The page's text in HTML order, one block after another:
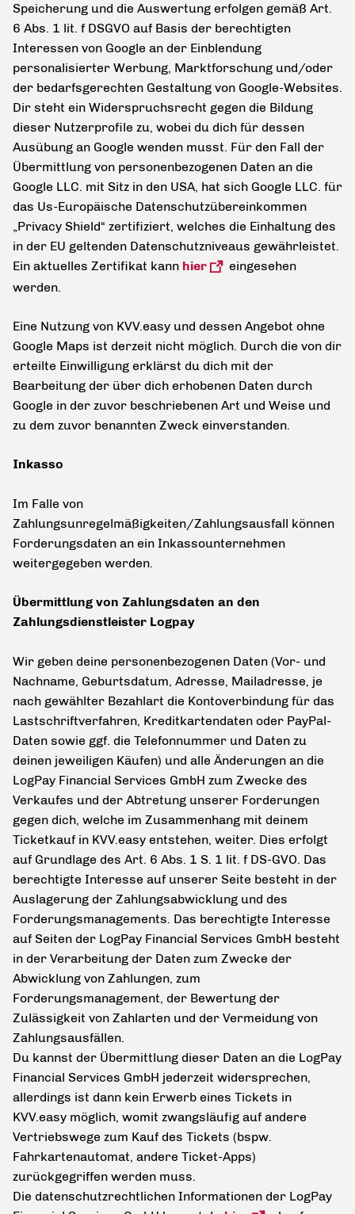
Speicherung und die Auswertung erfolgen gemäß Art.
6 Abs. 1 lit. f DSGVO auf Basis der berechtigten
Interessen von Google an der Einblendung
personalisierter Werbung, Marktforschung und/oder
der bedarfsgerechten Gestaltung von Google-Websites.
Dir steht ein Widerspruchsrecht gegen die Bildung
dieser Nutzerprofile zu, wobei du dich für dessen
Ausübung an Google wenden musst. Für den Fall der
Übermittlung von personenbezogenen Daten an die
Google LLC. mit Sitz in den USA, hat sich Google LLC. für
das Us-Europäische Datenschutzübereinkommen
„Privacy Shield“ zertifiziert, welches die Einhaltung des
in der EU geltenden Datenschutzniveaus gewährleistet.
Ein aktuelles Zertifikat kann hier
eingesehen
werden.
Eine Nutzung von KVV.easy und dessen Angebot ohne
Google Maps ist derzeit nicht möglich. Durch die von dir
erteilte Einwilligung erklärst du dich mit der
Bearbeitung der über dich erhobenen Daten durch
Google in der zuvor beschriebenen Art und Weise und
zu dem zuvor benannten Zweck einverstanden.
Inkasso
Im Falle von
Zahlungsunregelmäßigkeiten/Zahlungsausfall können
Forderungsdaten an ein Inkassounternehmen
weitergegeben werden.
Übermittlung von Zahlungsdaten an den
Zahlungsdienstleister Logpay
Wir geben deine personenbezogenen Daten (Vor- und
Nachname, Geburtsdatum, Adresse, Mailadresse, je
nach gewählter Bezahlart die Kontoverbindung für das
Lastschriftverfahren, Kreditkartendaten oder PayPal-
Daten sowie ggf. die Telefonnummer und Daten zu
deinen jeweiligen Käufen) und alle Änderungen an die
LogPay Financial Services GmbH zum Zwecke des
Verkaufes und der Abtretung unserer Forderungen
gegen dich, welche im Zusammenhang mit deinem
Ticketkauf in KVV.easy entstehen, weiter. Dies erfolgt
auf Grundlage des Art. 6 Abs. 1 S. 1 lit. f DS-GVO. Das
berechtigte Interesse auf unserer Seite besteht in der
Auslagerung der Zahlungsabwicklung und des
Forderungsmanagements. Das berechtigte Interesse
auf Seiten der LogPay Financial Services GmbH besteht
in der Verarbeitung der Daten zum Zwecke der
Abwicklung von Zahlungen, zum
Forderungsmanagement, der Bewertung der
Zulässigkeit von Zahlarten und der Vermeidung von
Zahlungsausfällen.
Du kannst der Übermittlung dieser Daten an die LogPay
Financial Services GmbH jederzeit widersprechen,
allerdings ist dann kein Erwerb eines Tickets in
KVV.easy möglich, womit zwangsläufig auf andere
Vertriebswege zum Kauf des Tickets (bspw.
Fahrkartenautomat, andere Ticket-Apps)
zurückgegriffen werden muss.
Die datenschutzrechtlichen Informationen der LogPay